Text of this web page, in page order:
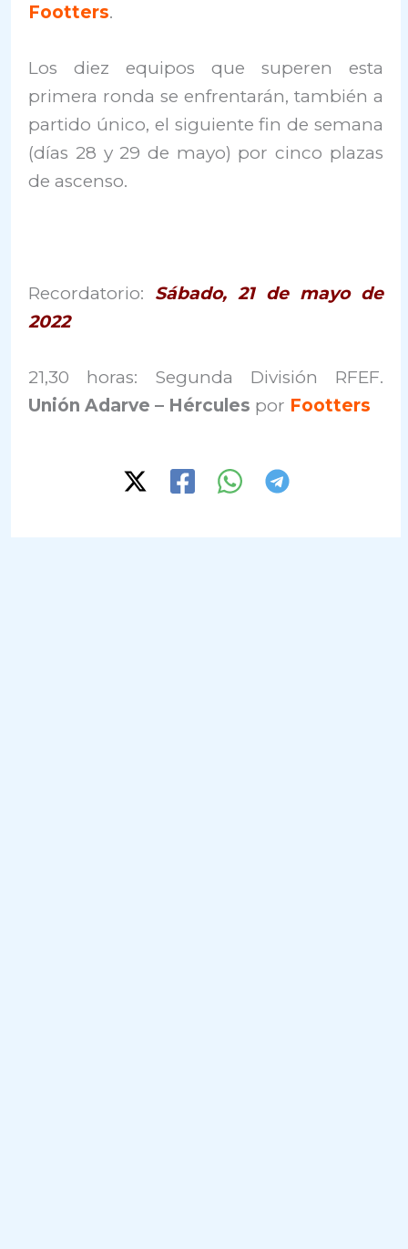
Footters.
Los diez equipos que superen esta
primera ronda se enfrentarán, también a
partido único, el siguiente fin de semana
(días 28 y 29 de mayo) por cinco plazas
de ascenso.
Recordatorio: Sábado, 21 de mayo de
2022
21,30 horas: Segunda División RFEF.
Unión Adarve – Hércules por Footters